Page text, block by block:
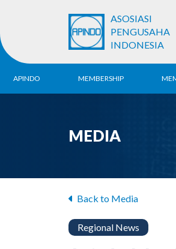
ASOSIASI
PENGUSAHA
INDONESIA
APINDO
Vision & Mission
MEMBERSHIP
MEDIA
Back to Media
Regional News